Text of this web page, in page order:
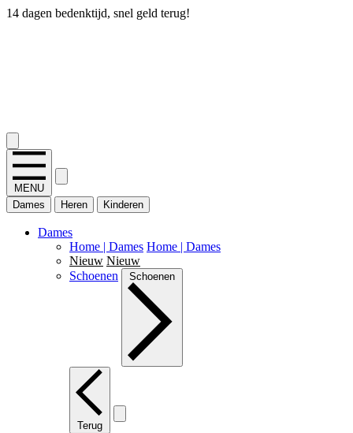
14 dagen bedenktijd, snel geld terug!
MENU
Dames
Heren Kinderen
Dames
Home | Dames Home | Dames
Nieuw Nieuw
Schoenen
Schoenen
Terug